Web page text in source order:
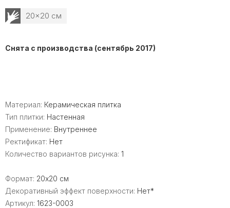
20x20 см
Снята с производства (сентябрь 2017)
Материал: Керамическая плитка
Тип плитки: Настенная
Применение: Внутреннее
Ректификат: Нет
Количество вариантов рисунка: 1
Формат: 20x20 см
Декоративный эффект поверхности: Нет*
Артикул: 1623-0003